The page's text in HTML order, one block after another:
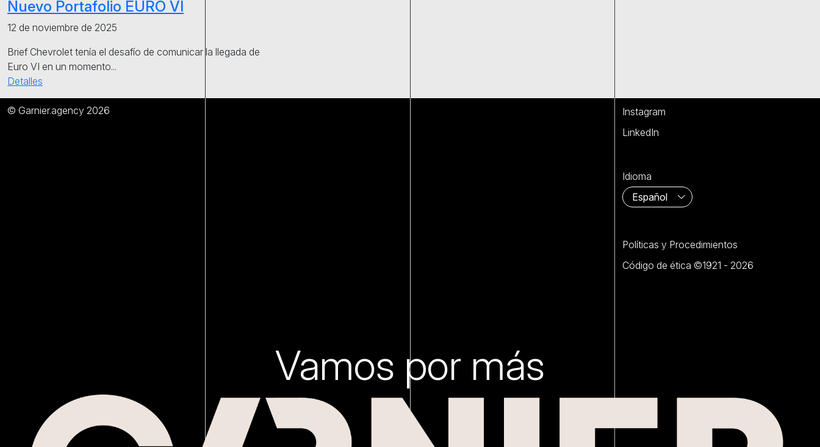
Nuevo Portafolio EURO VI
12 de noviembre de 2025
Brief Chevrolet tenía el desafío de comunicar la llegada de
Euro VI en un momento...
Detalles
© Garnier.agency 2026
Instagram
LinkedIn
Idioma
Políticas y Procedimientos
Código de ética ©1921 - 2026
Vamos por más